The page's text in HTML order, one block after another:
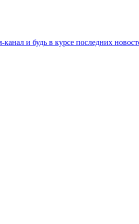
и будь в курсе последних